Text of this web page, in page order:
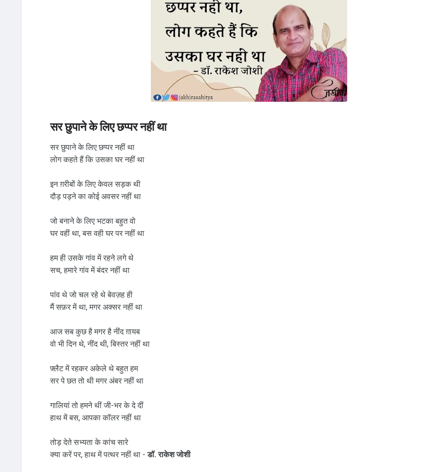
सर छुपाने के लिए छप्पर नहीं था
सर छुपाने के लिए छप्पर नहीं था
लोग कहते हैं कि उसका घर नहीं था
इन ग़रीबों के लिए केवल सड़क थी
दौड़ पड़ने का कोई अवसर नहीं था
जो बनाने के लिए भटका बहुत वो
घर वहीं था, बस वही घर पर नहीं था
हम ही उसके गांव में रहने लगे थे
सच, हमारे गांव में बंदर नहीं था
पांव थे जो चल रहे थे बेवज़ह ही
मैं सफ़र में था, मगर अक्सर नहीं था
आज सब कुछ है मगर है नींद ग़ायब
वो भी दिन थे, नींद थी, बिस्तर नहीं था
फ़्लैट में रहकर अकेले थे बहुत हम
सर पे छत तो थी मगर अंबर नहीं था
गालियां तो हमने थीं जी-भर के दे दीं
हाथ में बस, आपका कॉलर नहीं था
तोड़ देते सभ्यता के कांच सारे
क्या करें पर, हाथ में पत्थर नहीं था -डॉ. राकेश जोशी